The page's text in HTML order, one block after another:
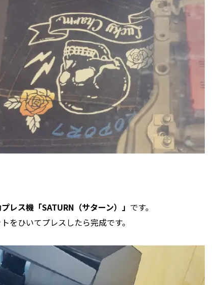
レス機「SATURN（サターン）」 です。
をひいてプレスしたら完成です。